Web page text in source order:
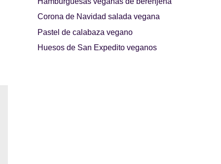
Corona de Navidad salada vegana
Pastel de calabaza vegano
Huesos de San Expedito veganos